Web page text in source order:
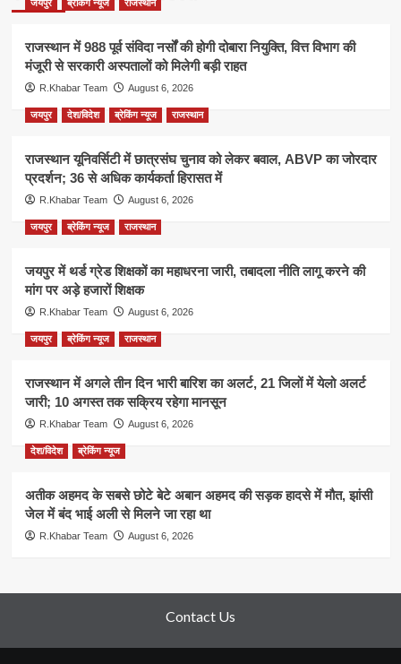
जयपुर ब्रेकिंग न्यूज राजस्थान
राजस्थान में 988 पूर्व संविदा नर्सों की होगी दोबारा नियुक्ति, वित्त विभाग की
मंजूरी से सरकारी अस्पतालों को मिलेगी बड़ी राहत
R.Khabar Team August 6, 2026
जयपुर देश/विदेश ब्रेकिंग न्यूज राजस्थान
राजस्थान यूनिवर्सिटी में छात्रसंघ चुनाव को लेकर बवाल, ABVP का जोरदार
प्रदर्शन; 36 से अधिक कार्यकर्ता हिरासत में
R.Khabar Team August 6, 2026
जयपुर ब्रेकिंग न्यूज राजस्थान
जयपुर में थर्ड ग्रेड शिक्षकों का महाधरना जारी, तबादला नीति लागू करने की
मांग पर अड़े हजारों शिक्षक
R.Khabar Team August 6, 2026
जयपुर ब्रेकिंग न्यूज राजस्थान
राजस्थान में अगले तीन दिन भारी बारिश का अलर्ट, 21 जिलों में येलो अलर्ट
जारी; 10 अगस्त तक सक्रिय रहेगा मानसून
R.Khabar Team August 6, 2026
देश/विदेश ब्रेकिंग न्यूज
अतीक अहमद के सबसे छोटे बेटे अबान अहमद की सड़क हादसे में मौत, झांसी
जेल में बंद भाई अली से मिलने जा रहा था
R.Khabar Team August 6, 2026
Contact Us